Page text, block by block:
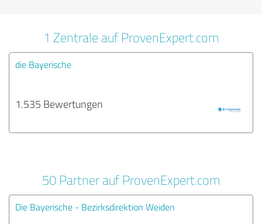
1 Zentrale auf ProvenExpert.com
die Bayerische
1.535 Bewertungen
50 Partner auf ProvenExpert.com
Die Bayerische - Bezirksdirektion Weiden